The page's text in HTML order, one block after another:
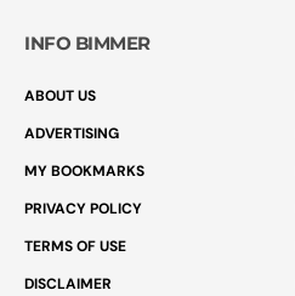
INFO BIMMER
ABOUT US
ADVERTISING
MY BOOKMARKS
PRIVACY POLICY
TERMS OF USE
DISCLAIMER